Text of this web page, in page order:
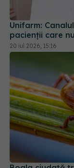
Unifarm:
pacienții care
20 iul 2026, 15:16